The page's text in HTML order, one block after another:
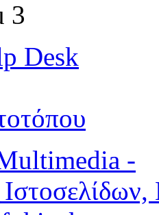
3
Desk